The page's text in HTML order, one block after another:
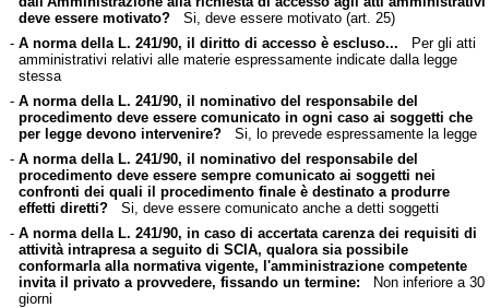
deve essere motivato?Si, deve essere motivato (art. 25)
- A norma della L. 241/90, il diritto di accesso è escluso... Per gli atti
amministrativi relativi alle materie espressamente indicate dalla legge
stessa
- A norma della L. 241/90, il nominativo del responsabile del
procedimento deve essere comunicato in ogni caso ai soggetti che
per legge devono intervenire?Si, lo prevede espressamente la legge
- A norma della L. 241/90, il nominativo del responsabile del
procedimento deve essere sempre comunicato ai soggetti nei
confronti dei quali il procedimento finale è destinato a produrre
effetti diretti?Si, deve essere comunicato anche a detti soggetti
- A norma della L. 241/90, in caso di accertata carenza dei requisiti di
attività intrapresa a seguito di SCIA, qualora sia possibile
conformarla alla normativa vigente, l'amministrazione competente
invita il privato a provvedere, fissando un termine: Non inferiore a 30
giorni